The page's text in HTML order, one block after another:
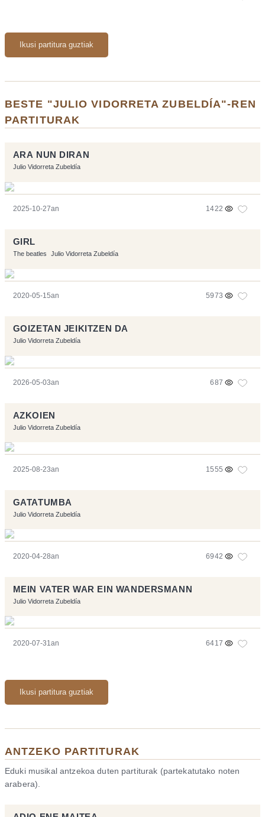
Ikusi partitura guztiak
BESTE "JULIO VIDORRETA ZUBELDÍA"-REN
PARTITURAK
ARA NUN DIRAN
Julio Vidorreta Zubeldía
2025-10-27an 1422
GIRL
The beatles Julio Vidorreta Zubeldía
2020-05-15an 5973
GOIZETAN JEIKITZEN DA
Julio Vidorreta Zubeldía
2026-05-03an 687
AZKOIEN
Julio Vidorreta Zubeldía
2025-08-23an 1555
GATATUMBA
Julio Vidorreta Zubeldía
2020-04-28an 6942
MEIN VATER WAR EIN WANDERSMANN
Julio Vidorreta Zubeldía
2020-07-31an 6417
Ikusi partitura guztiak
ANTZEKO PARTITURAK
Eduki musikal antzekoa duten partiturak (partekatutako noten
arabera).